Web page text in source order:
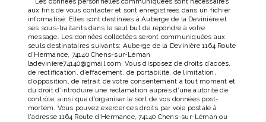
aux fins de vous contacter et sont enregistrées dans un fichier
informatisé. Elles sont destinées à Auberge de la Devinière et
ses sous-traitants dans le seul but de répondre à votre
message. Les données collectées seront communiquées aux
seuls destinataires suivants: Auberge de la Devinière 1164 Route
d'Hermance, 74140 Chens-sur-Léman
ladeviniere74140@gmail.com. Vous disposez de droits d’accès,
de rectification, d’effacement, de portabilité, de limitation,
d’opposition, de retrait de votre consentement à tout moment et
du droit d’introduire une réclamation auprès d’une autorité de
contrôle, ainsi que d’organiser le sort de vos données post-
mortem. Vous pouvez exercer ces droits par voie postale à
l'adresse 1164 Route d'Hermance, 74140 Chens-sur-Léman ou